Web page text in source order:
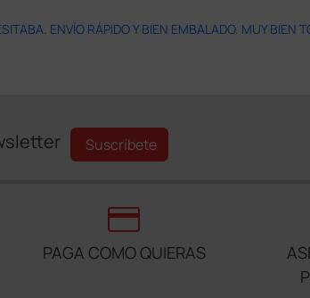
ENVÍO RÁPIDO Y BIEN EMBALADO. MUY BIEN
Suscríbete
credit_card
PAGA COMO QUIERAS